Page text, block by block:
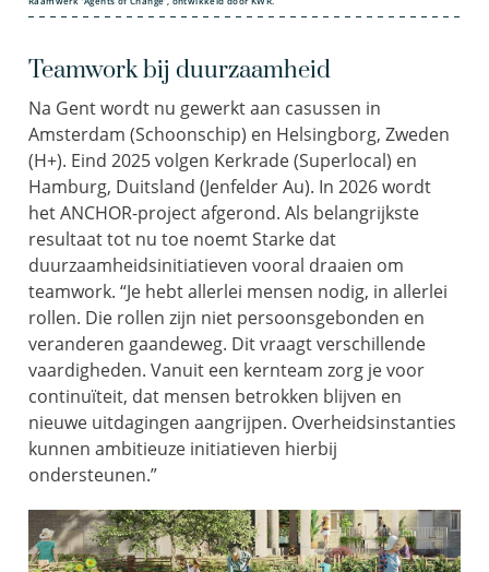
Teamwork bij duurzaamheid
Na Gent wordt nu gewerkt aan casussen in
Amsterdam (Schoonschip) en Helsingborg, Zweden
(H+). Eind 2025 volgen Kerkrade (Superlocal) en
Hamburg, Duitsland (Jenfelder Au). In 2026 wordt
het ANCHOR-project afgerond. Als belangrijkste
resultaat tot nu toe noemt Starke dat
duurzaamheidsinitiatieven vooral draaien om
teamwork. “Je hebt allerlei mensen nodig, in allerlei
rollen. Die rollen zijn niet persoonsgebonden en
veranderen gaandeweg. Dit vraagt verschillende
vaardigheden. Vanuit een kernteam zorg je voor
continuïteit, dat mensen betrokken blijven en
nieuwe uitdagingen aangrijpen. Overheidsinstanties
kunnen ambitieuze initiatieven hierbij
ondersteunen.”